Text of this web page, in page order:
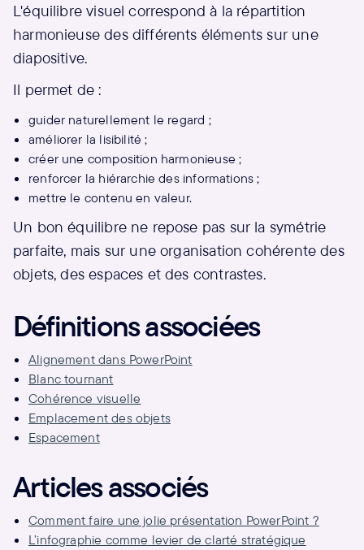
L'équilibre visuel correspond à la répartition
harmonieuse des différents éléments sur une
diapositive.
Il permet de :
guider naturellement le regard ;
améliorer la lisibilité ;
créer une composition harmonieuse ;
renforcer la hiérarchie des informations ;
mettre le contenu en valeur.
Un bon équilibre ne repose pas sur la symétrie
parfaite, mais sur une organisation cohérente des
objets, des espaces et des contrastes.
Définitions associées
Alignement dans PowerPoint
Blanc tournant
Cohérence visuelle
Emplacement des objets
Espacement
Articles associés
Comment faire une jolie présentation PowerPoint ?
L’infographie comme levier de clarté stratégique